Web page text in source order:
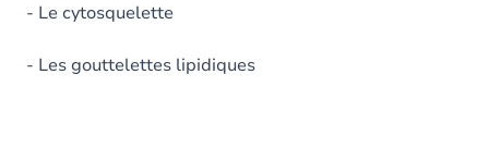
- Le cytosquelette
- Les gouttelettes lipidiques